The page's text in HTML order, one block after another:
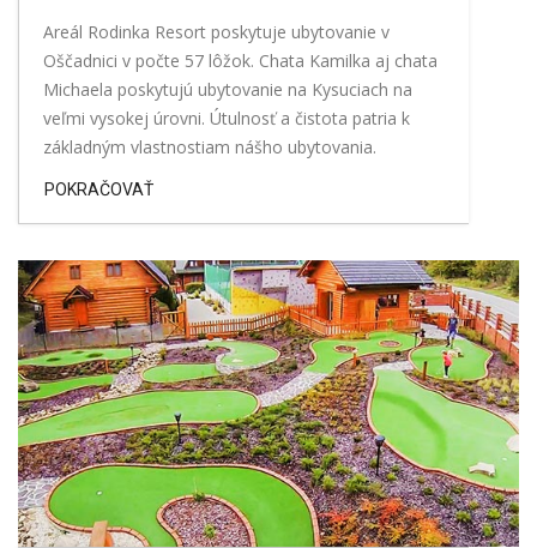
Areál Rodinka Resort poskytuje ubytovanie v
Oščadnici v počte 57 lôžok. Chata Kamilka aj chata
Michaela poskytujú ubytovanie na Kysuciach na
veľmi vysokej úrovni. Útulnosť a čistota patria k
základným vlastnostiam nášho ubytovania.
POKRAČOVAŤ